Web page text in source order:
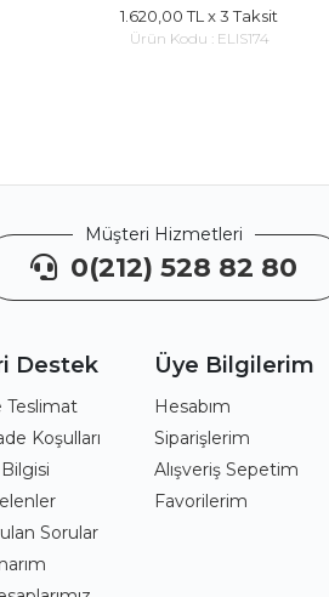
1.620,00 TL x 3 Taksit
Ürün Kodu : ELIS174
Müşteri Hizmetleri
0(212) 528 82 80
Destek
Teslimat
Koşulları
Sorular
Üye Bilgilerim
Hesabım
Siparişlerim
Alışveriş Sepetim
Favorilerim